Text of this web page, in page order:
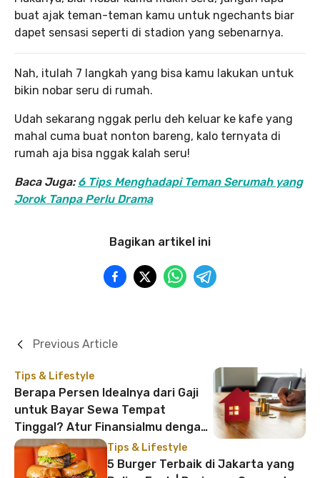
buat ajak teman-teman kamu untuk ngechants biar
dapet sensasi seperti di stadion yang sebenarnya.
Nah, itulah 7 langkah yang bisa kamu lakukan untuk
bikin nobar seru di rumah.
Udah sekarang nggak perlu deh keluar ke kafe yang
mahal cuma buat nonton bareng, kalo ternyata di
rumah aja bisa nggak kalah seru!
Baca Juga:6 Tips Menghadapi Teman Serumah yang
Jorok Tanpa Perlu Drama
Bagikan artikel ini
Tips & Lifestyle
Berapa Persen Idealnya dari Gaji
untuk Bayar Sewa Tempat
Tinggal? Atur Finansialmu dengan
Metode Ini!
Previous Article
Tips & Lifestyle
5 Burger Terbaik di Jakarta yang